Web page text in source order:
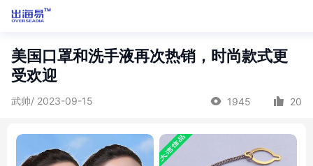
美国口罩和洗手液再次热销，时尚款式更
受欢迎
武帅/ 2023-09-15 1945 20